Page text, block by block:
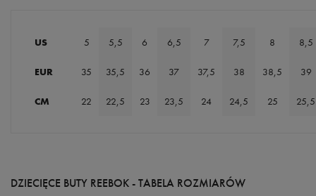
US 5 5,5 6 6,5 7 7,5 8 8,5
EUR 35 35,5 36 37 37,5 38 38,5 39
CM 22 22,5 23 23,5 24 24,5 25 25,5
DZIECIĘCE BUTY REEBOK - TABELA ROZMIARÓW